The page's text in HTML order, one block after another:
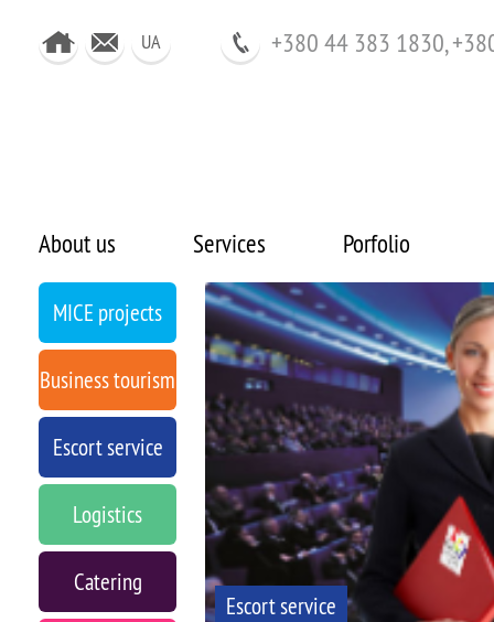
UA +380 44 383 1830,
About us Services Porfolio
MICE projects
Business tourism
Escort service
Logistics
Catering
Escort service